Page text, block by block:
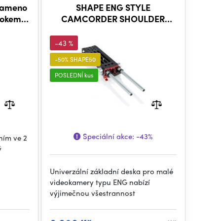
ve 2
SHAPE ENG STYLE
CAMCORDER SHOULDER
-43 %
-50% SHAPE50
POSLEDNÍ kus
Speciální akce: -43%
Univerzální základní deska pro malé
videokamery typu ENG nabízí
výjimečnou všestrannost